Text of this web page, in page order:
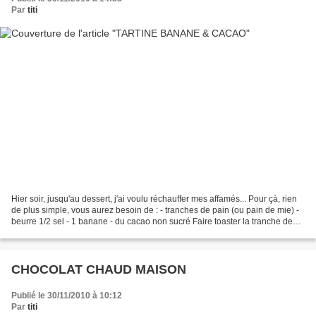
Par titi
Hier soir, jusqu'au dessert, j'ai voulu réchauffer mes affamés... Pour çà, rien
de plus simple, vous aurez besoin de : - tranches de pain (ou pain de mie) -
beurre 1/2 sel - 1 banane - du cacao non sucré Faire toaster la tranche de
CHOCOLAT CHAUD MAISON
Publié le 30/11/2010 à 10:12
Par titi